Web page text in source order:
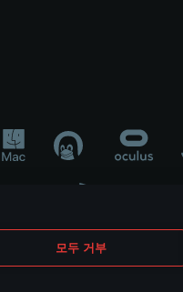
모두 거부
개발 후원 또는 홍보에 참여
owners.